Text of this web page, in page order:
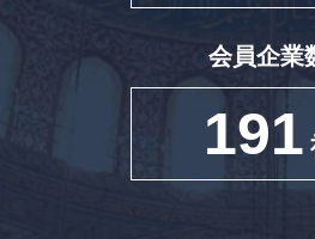
会員企業
191